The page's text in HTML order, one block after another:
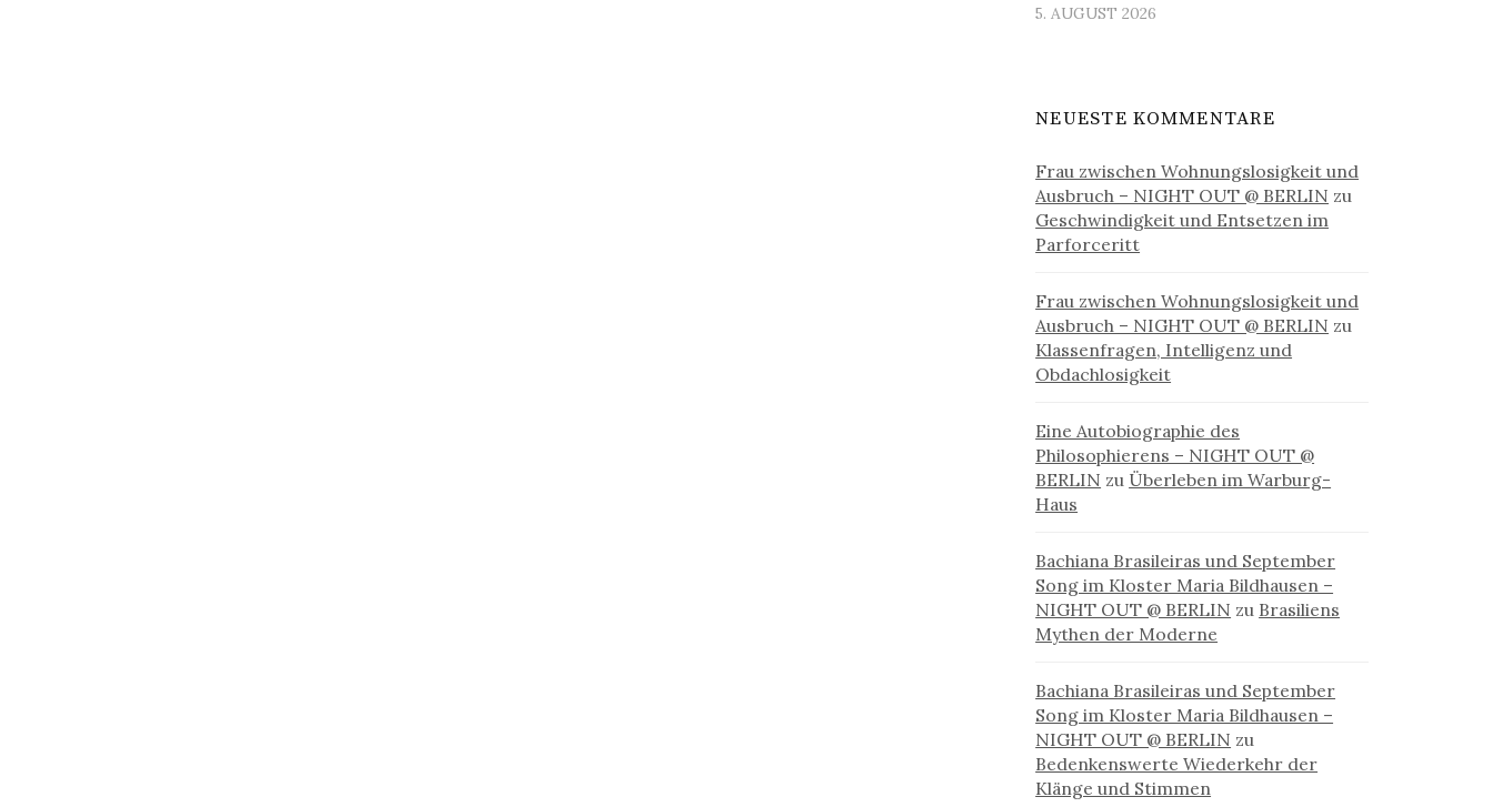
5. AUGUST 2026
NEUESTE KOMMENTARE
Frau zwischen Wohnungslosigkeit und
Ausbruch – NIGHT OUT @ BERLIN zu
Geschwindigkeit und Entsetzen im
Parforceritt
Frau zwischen Wohnungslosigkeit und
Ausbruch – NIGHT OUT @ BERLIN zu
Klassenfragen, Intelligenz und
Obdachlosigkeit
Eine Autobiographie des
Philosophierens – NIGHT OUT @
BERLIN zu Überleben im Warburg-
Haus
Bachiana Brasileiras und September
Song im Kloster Maria Bildhausen –
NIGHT OUT @ BERLIN zu Brasiliens
Mythen der Moderne
Bachiana Brasileiras und September
Song im Kloster Maria Bildhausen –
NIGHT OUT @ BERLIN zu
Bedenkenswerte Wiederkehr der
Klänge und Stimmen